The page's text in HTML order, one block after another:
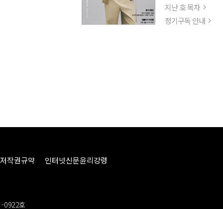
지난 호 목차
정기구독 안내
저작권규약 인터넷신문윤리강령
0922호